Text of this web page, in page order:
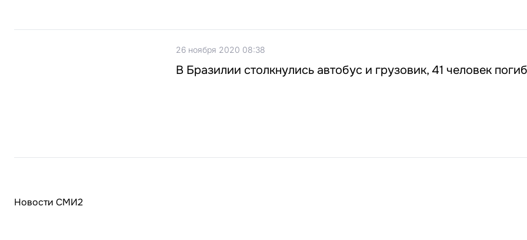
26 ноября 2020 08:38
В Бразилии столкнулись автобус и грузовик, 41 человек погиб
Новости СМИ2